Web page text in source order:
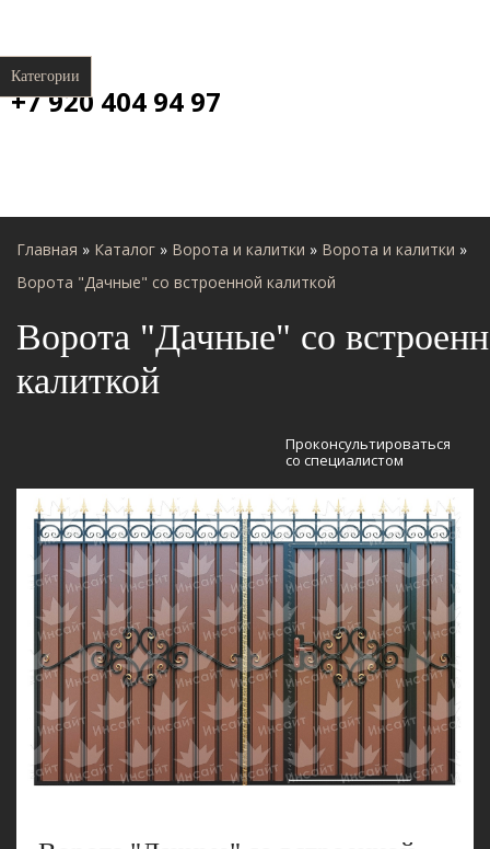
+7 920 404 94 97
Главная » Каталог » Ворота и калитки » Ворота и калитки »
Ворота "Дачные" со встроенной калиткой
Ворота "Дачные" со
калиткой
Проконсультироваться
со специалистом
Категории